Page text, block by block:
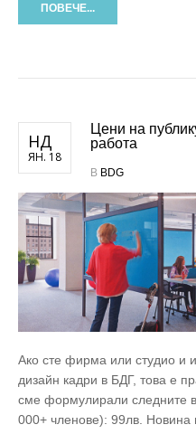
ПОВЕЧЕ...
НД
ЯН. 18
Цени на
работа
В BDG
Ако сте фирма или студио и
дизайн кадри в БДГ, това е
сме формулирали следните
000+ членове): 99лв. Новина